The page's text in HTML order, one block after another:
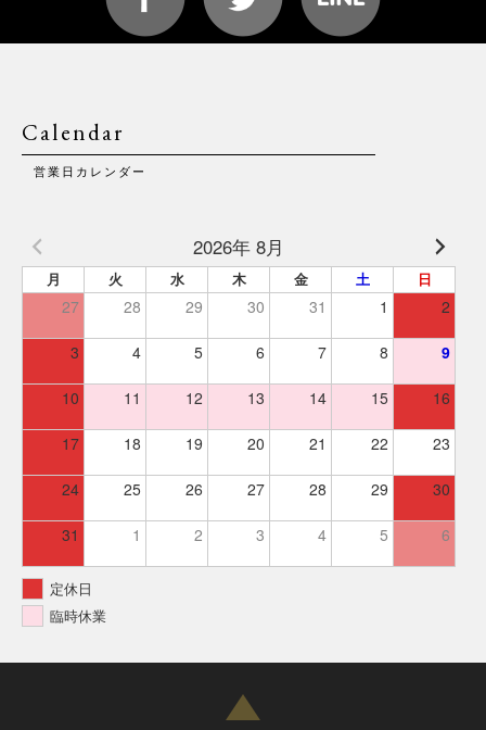
Calendar
営業日カレンダー
2026年 8月
月 火 水 木 金 土 日
27 28 29 30 31 1 2
3 4 5 6 7 8 9
10 11 12 13 14 15 16
17 18 19 20 21 22 23
24 25 26 27 28 29 30
31 1 2 3 4 5 6
定休日
臨時休業